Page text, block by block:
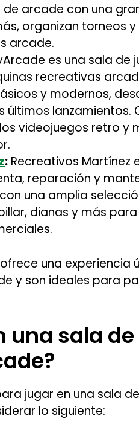
arcade con una
organizan torneos
arcade.
es una sala de
recreativas
y modernos,
últimos lanzamientos.
videojuegos retro y
: Recreativos Martínez
reparación y
una amplia
dianas y más
una experiencia
y son ideales para
una sala
jugar en una sala
lo siguiente: